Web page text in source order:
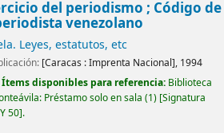
del periodismo ; Código de
venezolano
Leyes, estatutos, etc
[Caracas :Imprenta Nacional], 1994
Ítems disponibles para referencia: Biblioteca
Préstamo solo en sala (1) Signatura
50 .